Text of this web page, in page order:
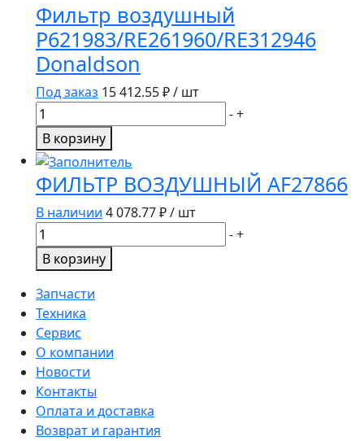
ГАЗ-3310,
ЗИЛ-5301,дв.ММЗ-245
LF701/009-
1012005/2654403
Специалист
КФ
Фильтр воздушный
P621983/RE261960/RE312946
Donaldson
Под заказ 15 412.55₽ / шт
Количество
товара
Фильтр
воздушный
P621983/RE261960/RE312946
Donaldson
-+
В корзину
ФИЛЬТР ВОЗДУШНЫЙ AF27866
В наличии 4 078.77₽ / шт
Количество
товара
ФИЛЬТР
ВОЗДУШНЫЙ
AF27866
-+
В корзину
Запчасти
Техника
Сервис
О компании
Новости
Контакты
Оплата и доставка
Возврат и гарантия